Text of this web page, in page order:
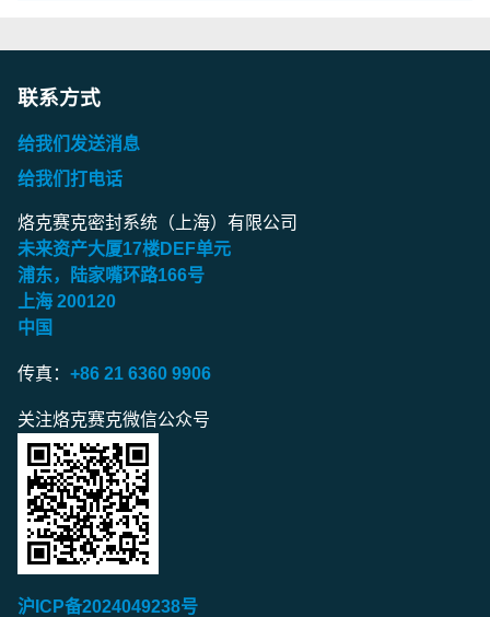
联系方式
给我们发送消息
给我们打电话
烙克赛克密封系统（上海）有限公司
未来资产大厦17楼DEF单元
浦东，陆家嘴环路166号
上海 200120
中国
传真： +86 21 6360 9906
关注烙克赛克微信公众号
沪ICP备2024049238号